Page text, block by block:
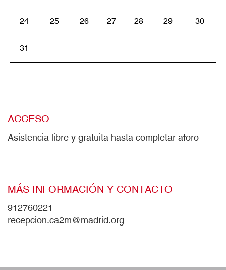
24 25 26 27 28 29 30
31
ACCESO
Asistencia libre y gratuita hasta completar aforo
MÁS INFORMACIÓN Y CONTACTO
912760221
recepcion.ca2m@madrid.org